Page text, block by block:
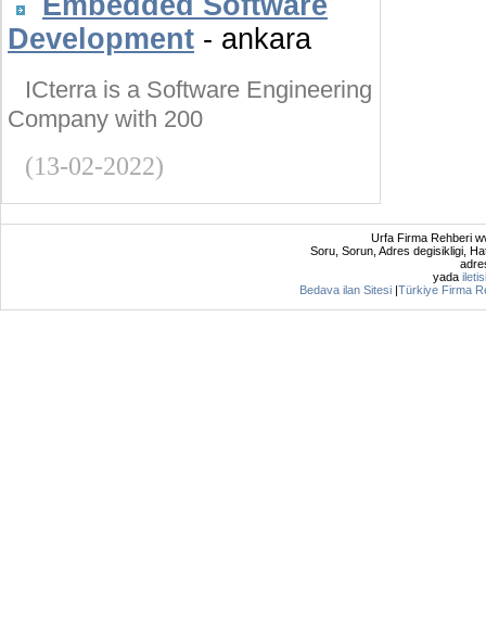
Development - ankara
ICterra is a Software Engineering
Company with 200
(13-02-2022)
Urfa Firma Rehberi
Soru, Sorun, Adres degisikligi,
yada
Bedava ilan Sitesi |Türkiye Firma